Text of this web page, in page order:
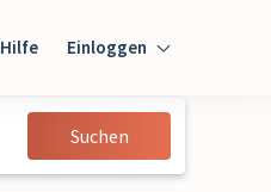
Hilfe Einloggen
Einloggen
Gast
Suchen